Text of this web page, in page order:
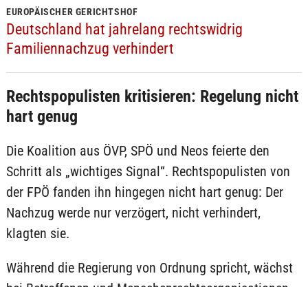
EUROPÄISCHER GERICHTSHOF
Deutschland hat jahrelang rechtswidrig
Familiennachzug verhindert
Rechtspopulisten kritisieren: Regelung nicht
hart genug
Die Koalition aus ÖVP, SPÖ und Neos feierte den
Schritt als „wichtiges Signal“. Rechtspopulisten von
der FPÖ fanden ihn hingegen nicht hart genug: Der
Nachzug werde nur verzögert, nicht verhindert,
klagten sie.
Während die Regierung von Ordnung spricht, wächst